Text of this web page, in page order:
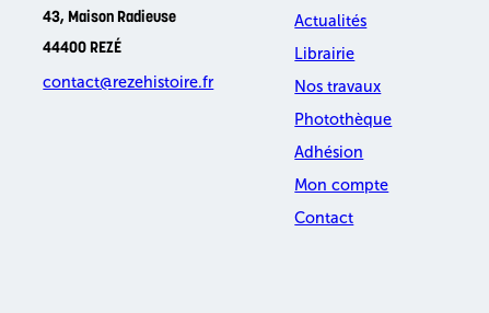
43, Maison Radieuse
44400 REZÉ
contact@rezehistoire.fr
Actualités
Librairie
Nos travaux
Photothèque
Adhésion
Mon compte
Contact